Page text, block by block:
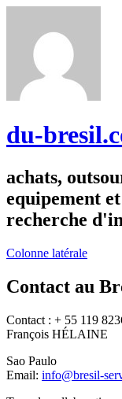
du-
achats,
equipement
recherche
Colonne latérale
Contact au
Contact : + 55 119
François HÉLAINE
Sao Paulo
Email: info@bresil-